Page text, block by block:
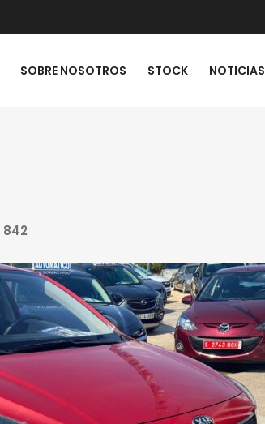
SOBRE NOSOTROS STOCK NOTICIAS
842